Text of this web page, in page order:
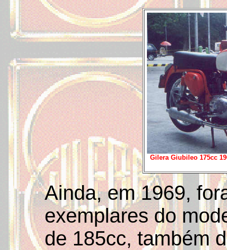
Gilera Giubileo 175cc
Ainda, em 1969,
exemplares do
de 185cc, também